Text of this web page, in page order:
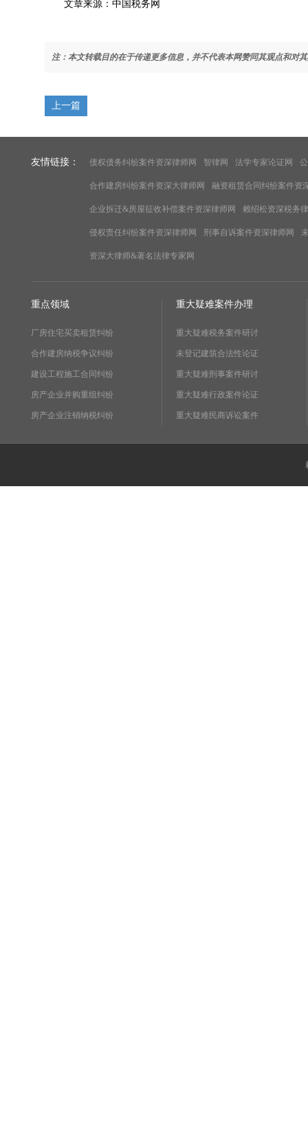
文章来源：中国税务网
注：本文转载目的在于传递更多信息，并不代表本网赞同其观点和对
上一篇
友情链接： 债权债务纠纷案件资深律师网 智律网 法学专家论证网
合作建房纠纷案件资深大律师网 融资租赁合同纠纷案件资
企业拆迁&房屋征收补偿案件资深律师网 赖绍松资深税务
侵权责任纠纷案件资深律师网 刑事自诉案件资深律师网
资深大律师&著名法律专家网
重点领域
厂房住宅买卖租赁纠纷
合作建房纳税争议纠纷
建设工程施工合同纠纷
房产企业并购重组纠纷
房产企业注销纳税纠纷
重大疑难案件办理
重大疑难税务案件研讨
未登记建筑合法性论证
重大疑难刑事案件研讨
重大疑难行政案件论证
重大疑难民商诉讼案件